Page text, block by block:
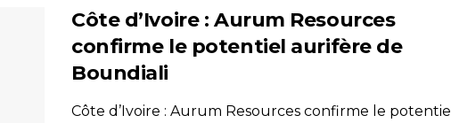
Côte d’Ivoire : Aurum Resources
confirme le potentiel aurifère de
Boundiali
Côte d’Ivoire : Aurum Resources confirme le potentiel